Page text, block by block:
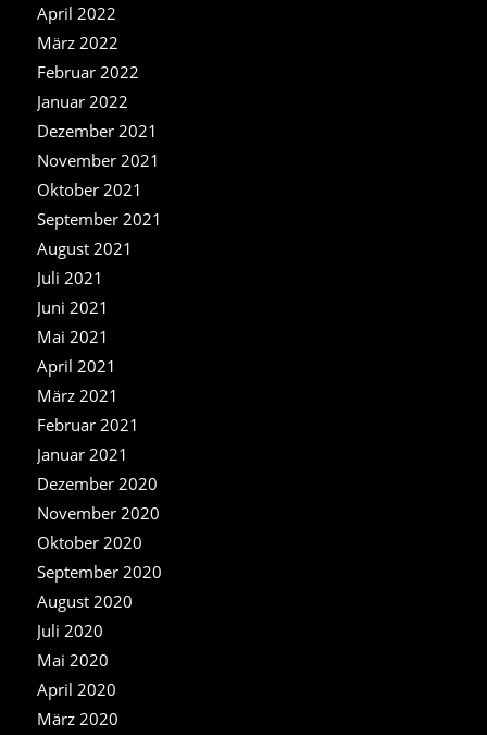
April 2022
März 2022
Februar 2022
Januar 2022
Dezember 2021
November 2021
Oktober 2021
September 2021
August 2021
Juli 2021
Juni 2021
Mai 2021
April 2021
März 2021
Februar 2021
Januar 2021
Dezember 2020
November 2020
Oktober 2020
September 2020
August 2020
Juli 2020
Mai 2020
April 2020
März 2020